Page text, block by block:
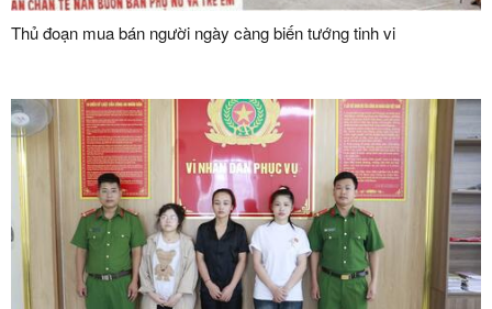
Thủ đoạn mua bán người ngày càng biến tướng tinh vi